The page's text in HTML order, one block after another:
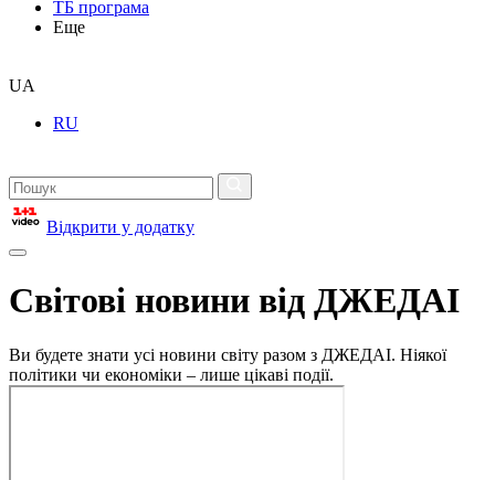
ТБ програма
Еще
UA
RU
Відкрити у додатку
Світові новини від ДЖЕДАІ
Ви будете знати усі новини світу разом з ДЖЕДАІ. Ніякої
політики чи економіки – лише цікаві події.